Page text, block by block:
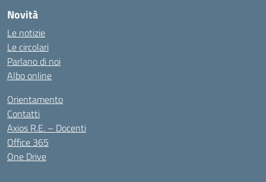
Novità
Le notizie
Le circolari
Parlano di noi
Albo online
Orientamento
Contatti
Axios R.E. – Docenti
Office 365
One Drive